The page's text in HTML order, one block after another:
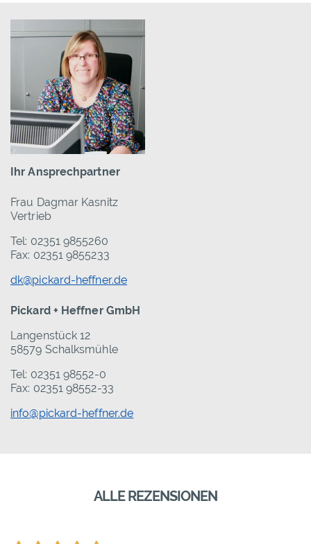
Ihr Ansprechpartner
Frau Dagmar Kasnitz
Vertrieb
Tel: 02351 9855260
Fax: 02351 9855233
dk@pickard-heffner.de
Pickard + Heffner GmbH
Langenstück 12
58579 Schalksmühle
Tel: 02351 98552-0
Fax: 02351 98552-33
info@pickard-heffner.de
ALLE REZENSIONEN